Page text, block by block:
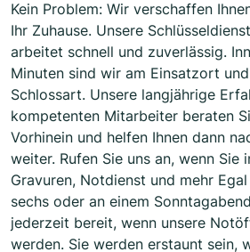
Kein Problem: Wir verschaffen
Ihr Zuhause. Unsere
arbeitet schnell und zuverlässig.
Minuten sind wir am Einsatzort
Schlossart. Unsere langjährige
kompetenten Mitarbeiter beraten
Vorhinein und helfen Ihnen dann
weiter. Rufen Sie uns an, wenn Sie
Gravuren, Notdienst und mehr
sechs oder an einem
jederzeit bereit, wenn unsere
werden. Sie werden erstaunt sein,